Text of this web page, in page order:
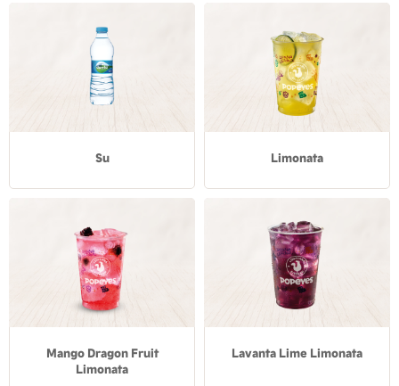
Su Limonata
Mango Dragon Fruit
Limonata
Lavanta Lime Limonata